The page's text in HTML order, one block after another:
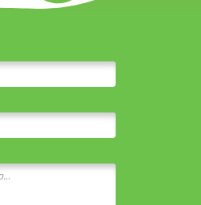
BEHEERDER